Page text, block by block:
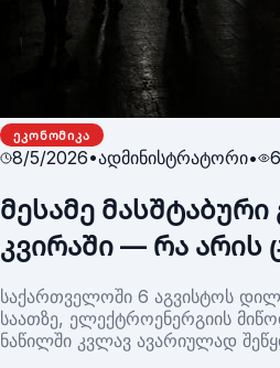
ᲔᲙᲝᲜᲝᲛᲘᲙᲐ
8/5/2026•ადმინისტრატორი• 6
მესამე
კვირაში — რა არის
საქართველოს
მომხდარი
საქართველოში 6 აგვისტოს
საათზე, ელექტროენერგიის
ნაწილში კვლავ ავარიულად